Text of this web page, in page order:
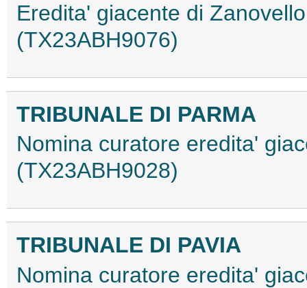
Eredita' giacente di
(TX23ABH9076)
TRIBUNALE DI PARMA
Nomina curatore eredita'
(TX23ABH9028)
TRIBUNALE DI PAVIA
Nomina curatore eredita'